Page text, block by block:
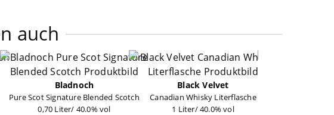
auch
Bladnoch
Pure Scot Signature Blended Scotch
0,70 Liter/ 40.0% vol
Black Velvet
Canadian Whisky Literflasche
1 Liter/ 40.0% vol